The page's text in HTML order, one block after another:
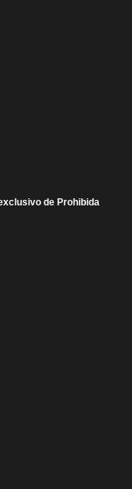
de Prohibida